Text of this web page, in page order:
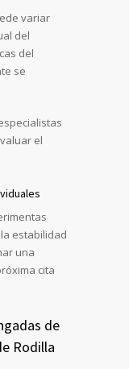
variar
del
del
se
el
estabilidad
una
cita
de
Rodilla